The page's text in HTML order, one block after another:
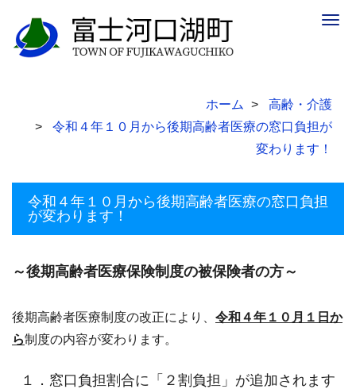
ホーム
高齢・介護
令和４年１０月から後期高齢者医療の窓口負担が
変わります！
令和４年１０月から後期高齢者医療の窓口負担
が変わります！
～後期高齢者医療保険制度の被保険者の方～
後期高齢者医療制度の改正により、 令和４年１０月１日か
ら制度の内容が変わります。
１．窓口負担割合に「２割負担」が追加されます